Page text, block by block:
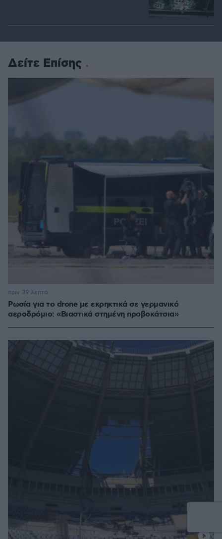
Δείτε Επίσης
Ρωσία για το drone με εκρηκτικά σε γερμανικό
αεροδρόμιο: «Βιαστικά στημένη προβοκάτσια»
πριν 39 λεπτά